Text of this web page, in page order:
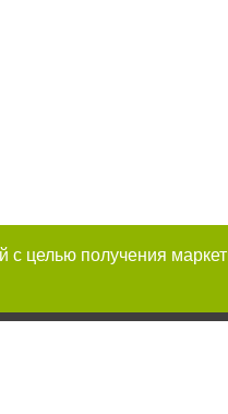
с целью получения